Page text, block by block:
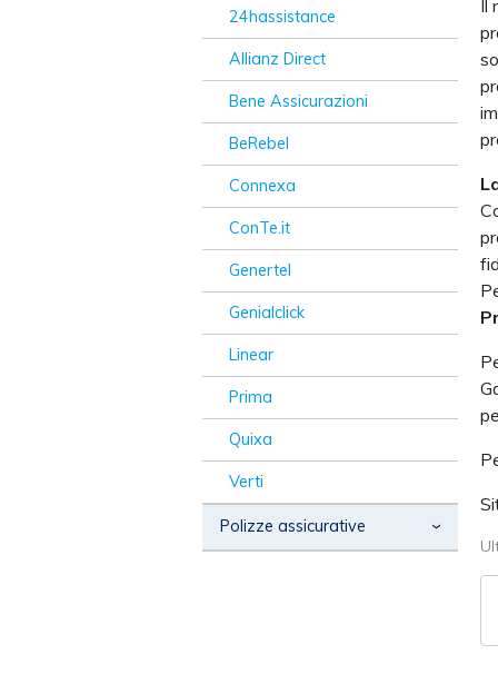
24hassistance
Allianz Direct
Bene Assicurazioni
BeRebel
Connexa
ConTe.it
Genertel
Genialclick
Linear
Prima
Quixa
Verti
Polizze assicurative
Il